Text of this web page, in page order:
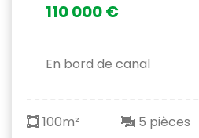
110 000 €
En bord de canal
100m² 5 pièces